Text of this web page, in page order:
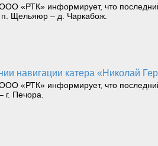
«РТК» информирует, что
Щельяюр – д. Чаркабож.
навигации катера «Николай
«РТК» информирует, что
г. Печора.